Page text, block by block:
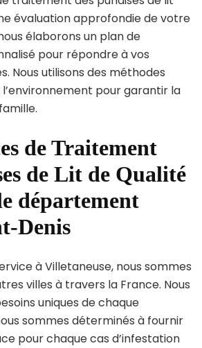
évaluation approfondie de votre
élaborons un plan de
pour répondre à vos
Nous utilisons des méthodes
pour garantir la
de Traitement
de Lit de Qualité
département
Denis
à Villetaneuse, nous sommes
villes à travers la France. Nous
uniques de chaque
sommes déterminés à fournir
pour chaque cas d’infestation